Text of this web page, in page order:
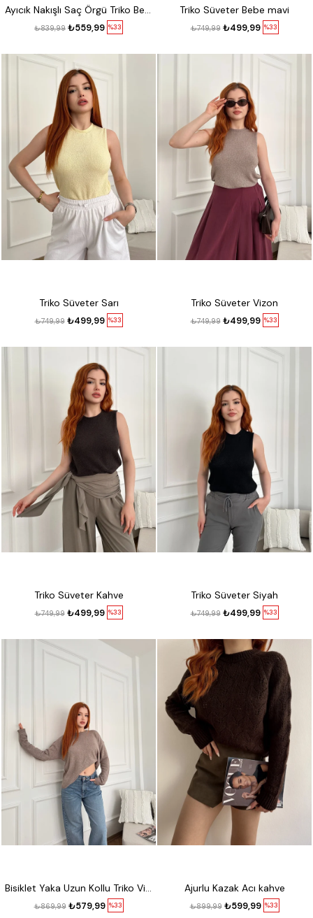
Ayıcık Nakışlı Saç Örgü Triko Beyaz
%33
₺559,99
₺839,99
Triko Süveter Bebe mavi
%33
₺499,99
₺749,99
Triko Süveter Sarı
%33
₺499,99
₺749,99
Triko Süveter Vizon
%33
₺499,99
₺749,99
Triko Süveter Kahve
%33
₺499,99
₺749,99
Triko Süveter Siyah
%33
₺499,99
₺749,99
%33
₺579,99
₺869,99
Ajurlu Kazak Acı kahve
%33
₺599,99
₺899,99